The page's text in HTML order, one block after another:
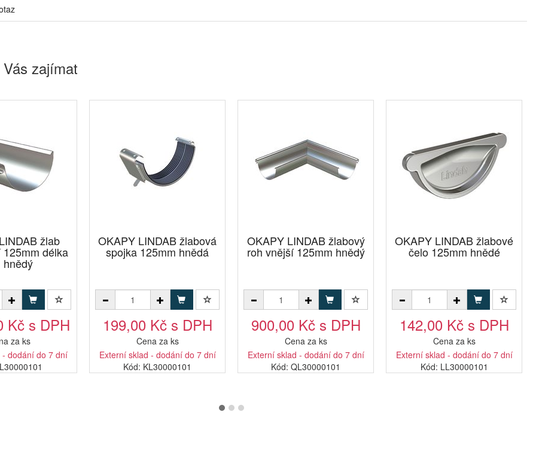
zajímat
žlab
délka
hnědý
Kč s DPH
za ks
dodání do 7 dní
OKAPY LINDAB žlabová
spojka 125mm hnědá
199,00 Kč s DPH
Cena za ks
Externí sklad - dodání do 7 dní
Kód: KL30000101
OKAPY LINDAB žlabový
roh vnější 125mm hnědý
900,00 Kč s DPH
Cena za ks
Externí sklad - dodání do 7 dní
Kód: QL30000101
OKAPY LINDAB žlabové
čelo 125mm hnědé
142,00 Kč s DPH
Cena za ks
Externí sklad - dodání do 7 dní
Kód: LL30000101